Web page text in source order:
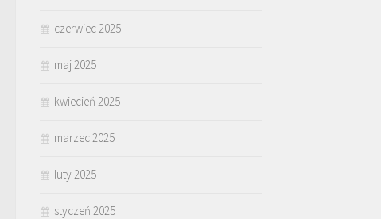
czerwiec 2025
maj 2025
kwiecień 2025
marzec 2025
luty 2025
styczeń 2025